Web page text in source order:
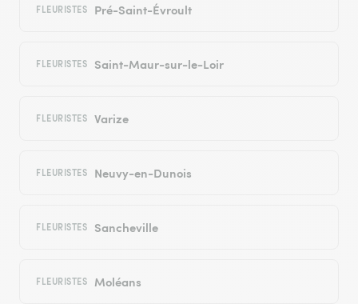
FLEURISTES Pré-Saint-Évroult
FLEURISTES Saint-Maur-sur-le-Loir
FLEURISTES Varize
FLEURISTES Neuvy-en-Dunois
FLEURISTES Sancheville
FLEURISTES Moléans